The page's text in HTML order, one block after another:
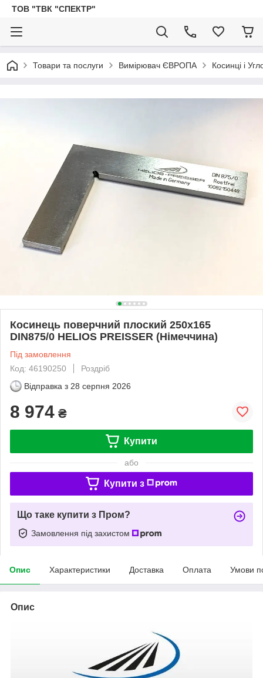
ТОВ "ТВК "СПЕКТР"
Товари та послуги Вимірювач ЄВРОПА Косинці і
Косинець поверчний плоский 250х165
DIN875/0 HELIOS PREISSER (Німеччина)
Під замовлення
Код: 46190250
Роздріб
Відправка з 28 серпня 2026
8 974 ₴
Купити
або
Купити з
Що таке купити з Пром?
Замовлення під захистом
Опис Характеристики Доставка Оплата Умови
Опис